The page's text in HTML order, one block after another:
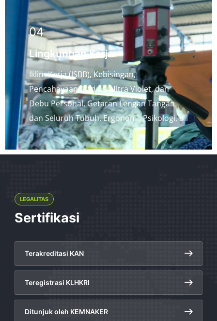
04
Lingkungan Kerja
Iklim Kerja (ISBB), Kebisingan,
Pencahayaan, Radiasi Ultra Violet, dan
Debu Personal, Getaran Lengan Tangan
dan Seluruh Tubuh, Ergonomi, Psikologi, dll
LEGALITAS
Sertifikasi
Terakreditasi KAN
Teregistrasi KLHKRI
Ditunjuk oleh KEMNAKER